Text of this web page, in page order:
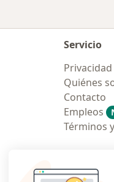
Servicio
Quiénes
Contacto
Empleos
Términos